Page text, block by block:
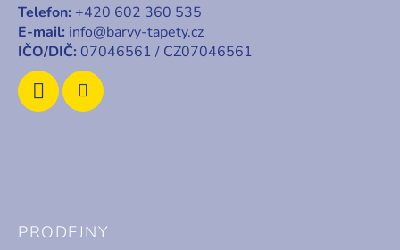
Telefon: +420 602 360 535
E-mail: info@barvy-tapety.cz
IČO/DIČ: 07046561 / CZ07046561
PRODEJNY